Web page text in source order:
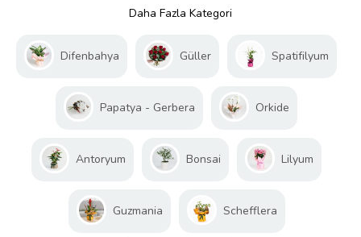
Daha Fazla Kategori
Difenbahya Güller Spatifilyum
Papatya - Gerbera Orkide
Antoryum Bonsai Lilyum
Guzmania Schefflera